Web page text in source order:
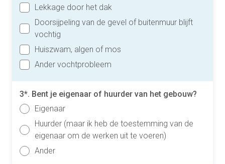
Lekkage door het dak
Doorsijpeling van de gevel of buitenmuur blijft
vochtig
Huiszwam, algen of mos
Ander vochtprobleem
3*. Bent je eigenaar of huurder van het gebouw?
Eigenaar
Huurder (maar ik heb de toestemming van de
eigenaar om de werken uit te voeren)
Ander